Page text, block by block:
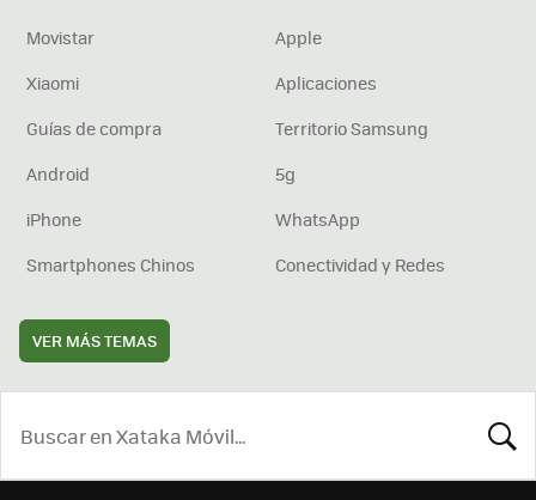
Movistar
Apple
Xiaomi
Aplicaciones
Guías de compra
Territorio Samsung
Android
5g
iPhone
WhatsApp
Smartphones Chinos
Conectividad y Redes
VER MÁS TEMAS